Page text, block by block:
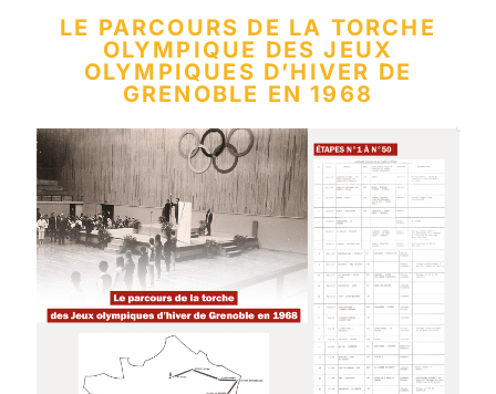
LE PARCOURS DE LA TORCHE
OLYMPIQUE DES JEUX
OLYMPIQUES D’HIVER DE
GRENOBLE EN 1968